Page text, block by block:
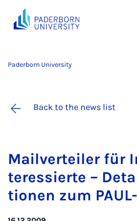
Paderborn University
Back to the news list
Mail­ver­teiler für
teressierte –
tion­en zum